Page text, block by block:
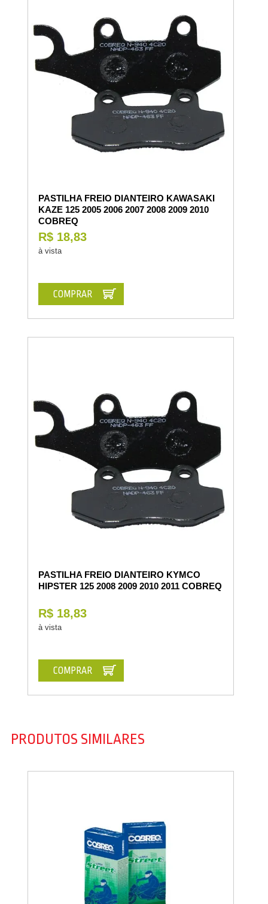
PASTILHA FREIO DIANTEIRO KAWASAKI
KAZE 125 2005 2006 2007 2008 2009 2010
COBREQ
R$ 18,83
à vista
COMPRAR
PASTILHA FREIO DIANTEIRO KYMCO
HIPSTER 125 2008 2009 2010 2011 COBREQ
R$ 18,83
à vista
COMPRAR
PRODUTOS SIMILARES